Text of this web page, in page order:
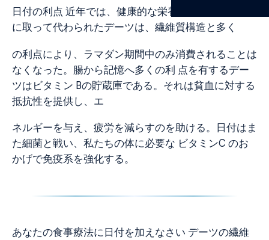
日付の利点 近年では、健康的な栄養勧告の中で砂糖
に取って代わられたデーツは、繊維質構造と多く
の利点により、ラマダン期間中のみ消費されることは
なくなった。腸から記憶へ多くの利 点を有するデー
ツはビタミン Bの貯蔵庫である。それは貧血に対する
抵抗性を提供し、エ
ネルギーを与え、疲労を減らすのを助ける。日付はま
た細菌と戦い、私たちの体に必要な ビタミンC のお
かげで免疫系を強化する。
あなたの食事療法に日付を加えなさい デーツの繊維